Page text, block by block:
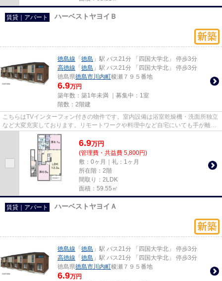
賃貸｜アパート ハーベストヤヨイＢ
徳島線 「 徳島 」駅 バス21分 「四国大学北」 停歩3分
高徳線 「 徳島 」駅 バス21分 「四国大学北」 停歩3分
徳島県徳島市川内町榎瀬７９５番地
6.9万円
築年数：築1年未満 ｜募集中： 1室
階数：2階建
こちらはTVインターフォン付きの物件です。室内設備は浴室乾燥機・洗面所独立
など大変充実しております。リモートワークや料理中など自宅にいても手が離せ
ないときには、宅配ボックス...
6.9万円
(管理費・共益費 5,800円)
敷：0ヶ月｜礼：1ヶ月
所在階：2階
間取り：2LDK
面積：59.55㎡
賃貸｜アパート ハーベストヤヨイＡ
徳島線 「 徳島 」駅 バス21分 「四国大学北」 停歩3分
高徳線 「 徳島 」駅 バス21分 「四国大学北」 停歩3分
徳島県徳島市川内町榎瀬７９５番地
6.9万円